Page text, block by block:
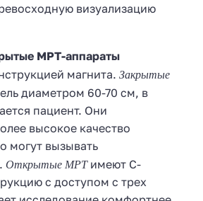
визуализацию
МРТ-аппараты
магнита. Закрытые
диаметром 60-70 см, в
пациент. Они
высокое качество
могут вызывать
Открытые МРТимеют С-
с доступом с трех